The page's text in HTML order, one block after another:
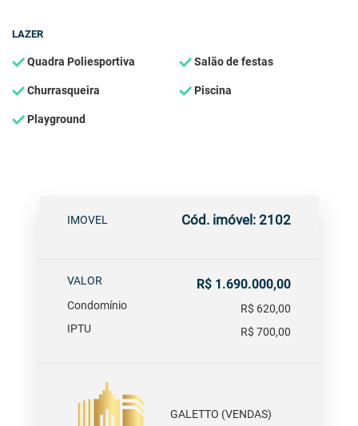
LAZER
Quadra Poliesportiva Salão de festas
Churrasqueira Piscina
Playground
IMOVEL Cód. imóvel: 2102
VALOR R$ 1.690.000,00
Condomínio
R$ 620,00
IPTU
R$ 700,00
GALETTO (VENDAS)